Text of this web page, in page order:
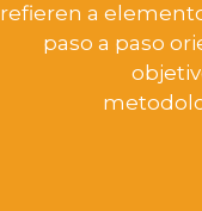
refieren a
paso a paso